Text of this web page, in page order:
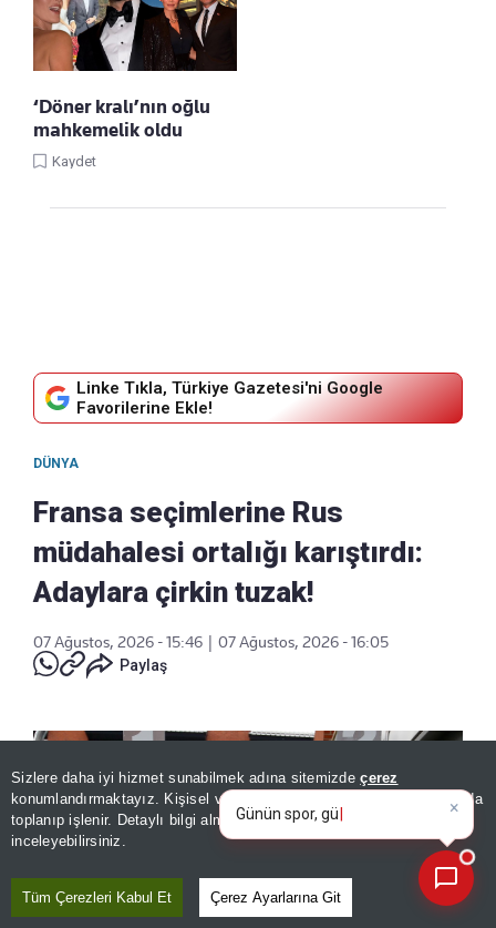
Sizlere daha iyi hizmet sunabilmek adına sitemizdeçerez
konumlandırmaktayız. Kişisel verileriniz, KVKK ve GDPR kapsamında
toplanıp işlenir. Detaylı bilgi almak içinAydınlatma Metnimizi
inceleyebilirsiniz.
Tüm Çerezleri Kabul Et Çerez Ayarlarına Git
‘Döner kralı’nın oğlu
mahkemelik oldu
Kaydet
Linke Tıkla, Türkiye Gazetesi'ni Google
Favorilerine Ekle!
DÜNYA
Fransa seçimlerine Rus
müdahalesi ortalığı karıştırdı:
Adaylara çirkin tuzak!
07 Ağustos, 2026 - 15:46
07 Ağustos, 2026 - 16:05
Paylaş
Günün spor, gündem ve
ekonomi gelişmelerini analiz
edin!